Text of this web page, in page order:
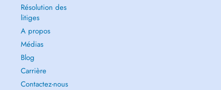
Résolution des
litiges
A propos
Médias
Blog
Carrière
Contactez-nous